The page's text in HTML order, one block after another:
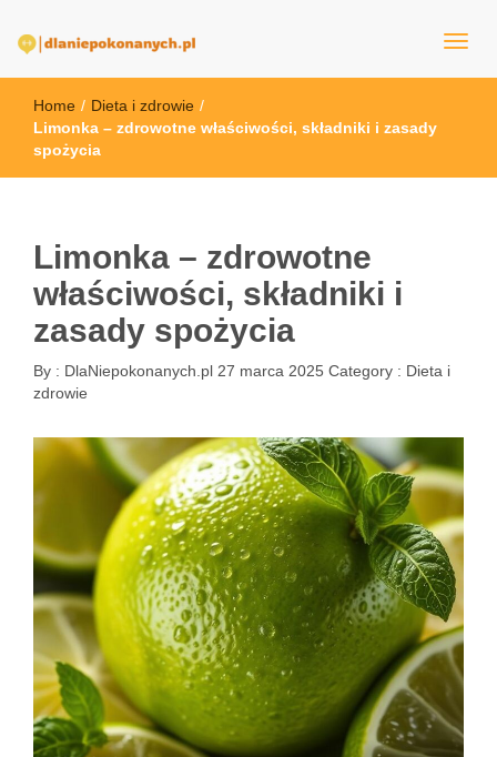
dlaNiepokonanych.pl
Home / Dieta i zdrowie /
Limonka – zdrowotne właściwości, składniki i zasady
spożycia
Limonka – zdrowotne
właściwości, składniki i
zasady spożycia
By : DlaNiepokonanych.pl 27 marca 2025 Category : Dieta i
zdrowie